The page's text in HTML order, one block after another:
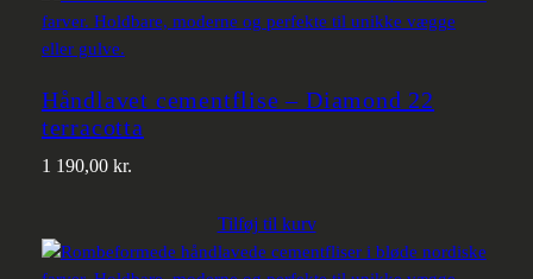
Håndlavet cementflise – Diamond 22
terracotta
1 190,00 kr.
Tilføj til kurv